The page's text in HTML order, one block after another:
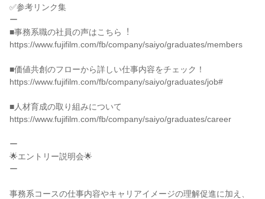
✅参考リンク集
ー
■事務系職の社員の声はこちら︕
https://www.fujifilm.com/fb/company/saiyo/graduates/members
■価値共創のフローから詳しい仕事内容をチェック！
https://www.fujifilm.com/fb/company/saiyo/graduates/job#
■人材育成の取り組みについて
https://www.fujifilm.com/fb/company/saiyo/graduates/career
ー
🌟エントリー説明会🌟
ー
事務系コースの仕事内容やキャリアイメージの理解促進に加え、